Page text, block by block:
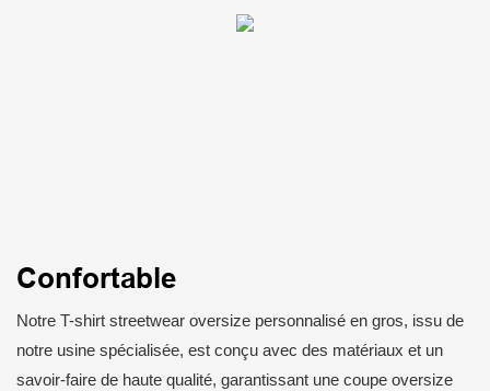
Confortable
Notre T-shirt streetwear oversize personnalisé en gros, issu de
notre usine spécialisée, est conçu avec des matériaux et un
savoir-faire de haute qualité, garantissant une coupe oversize